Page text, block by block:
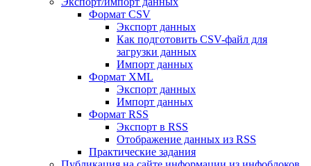
Формат CSV
Экспорт данных
Как подготовить CSV-файл для
загрузки данных
Импорт данных
Формат XML
Экспорт данных
Импорт данных
Формат RSS
Экспорт в RSS
Отображение данных из RSS
Практические задания